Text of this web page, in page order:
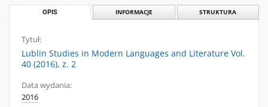
OPIS INFORMACJE STRUKTURA
Tytuł:
Lublin Studies in Modern Languages and Literature Vol.
40 (2016), z. 2
Data wydania:
2016